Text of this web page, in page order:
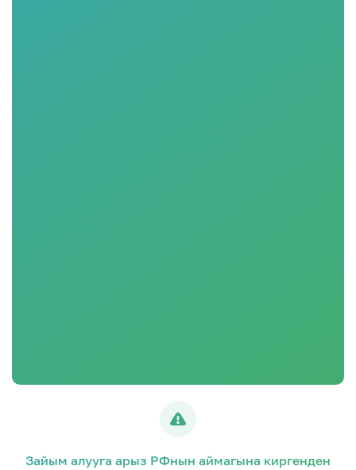
Зайым алууга арыз РФнын аймагына киргенден